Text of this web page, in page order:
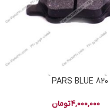
4,000,000تومان